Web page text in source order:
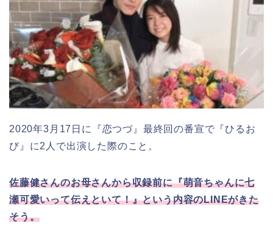
2020年3月17日に『恋つづ』最終回の番宣で『ひるお
び』に2人で出演した際のこと。
佐藤健さんのお母さんから収録前に『萌音ちゃんに七
瀬可愛いって伝えといて！』という内容のLINEがきた
そう。